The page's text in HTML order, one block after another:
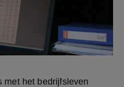
met het bedrijfsleven